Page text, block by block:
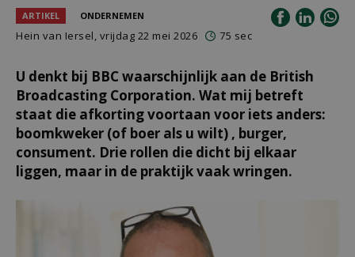
ARTIKEL ONDERNEMEN
Hein van Iersel, vrijdag 22 mei 2026 75 sec
U denkt bij BBC waarschijnlijk aan de British
Broadcasting Corporation. Wat mij betreft
staat die afkorting voortaan voor iets anders:
boomkweker (of boer als u wilt) , burger,
consument. Drie rollen die dicht bij elkaar
liggen, maar in de praktijk vaak wringen.